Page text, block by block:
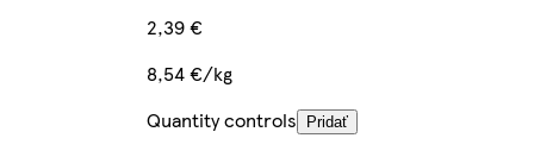
2,39 €
8,54 €/kg
Quantity controls
Pridať